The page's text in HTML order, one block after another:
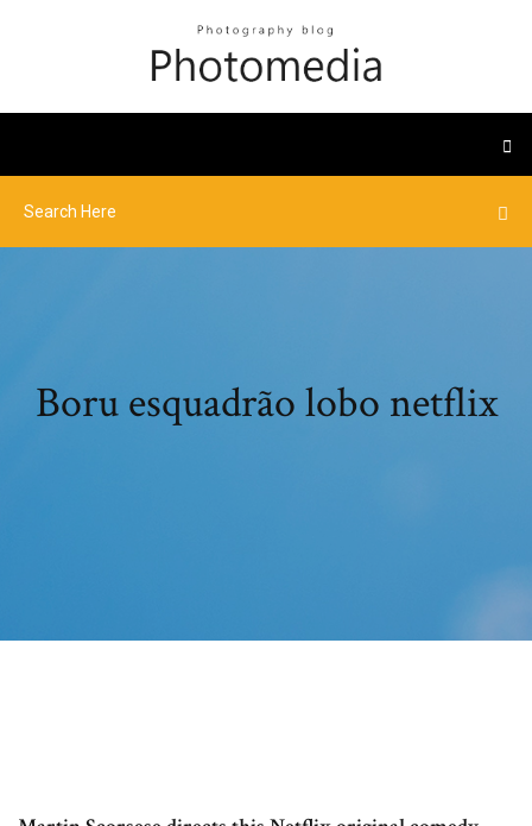
Boru esquadrão lobo netflix